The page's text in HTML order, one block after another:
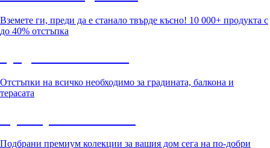
Вземете ги, преди да е станало твърде късно! 10 000+ продукта с
до 40% отстъпка
Отстъпки на всичко необходимо за градината, балкона и
терасата
Подбрани премиум колекции за вашия дом сега на по-добри